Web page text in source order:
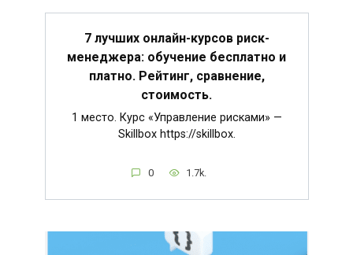
7 лучших онлайн-курсов риск-
менеджера: обучение бесплатно и
платно. Рейтинг, сравнение,
стоимость.
1 место. Курс «Управление рисками» —
Skillbox https://skillbox.
0 1.7k.